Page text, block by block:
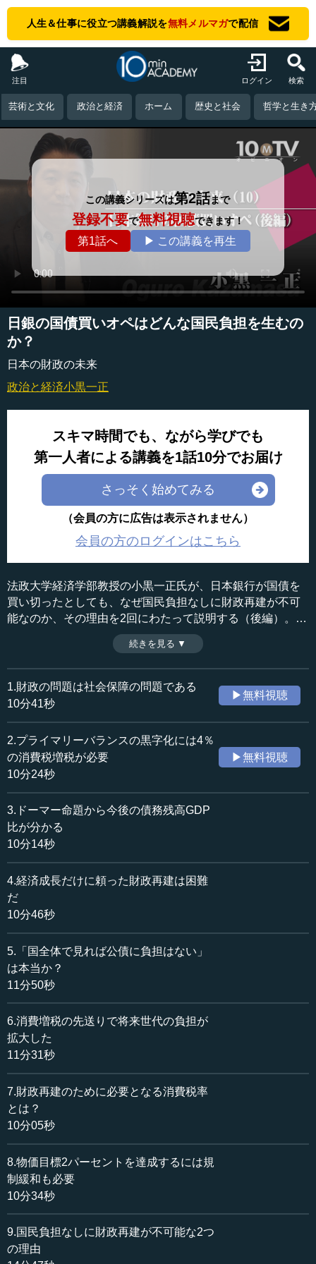
人生＆仕事に役立つ講義解説を無料メルマガで配信
注目 ログイン 検索
芸術と文化 政治と経済 ホーム 歴史と社会 哲学と生き
この講義シリーズは第2話まで
登録不要で無料視聴できます！
第1話へ ▶ この講義を再生
日銀の国債買いオペはどんな国民負担を生むの
か？
日本の財政の未来
政治と経済小黒一正
スキマ時間でも、ながら学びでも
第一人者による講義を1話10分でお届け
さっそく始めてみる
（会員の方に広告は表示されません）
会員の方のログインはこちら
法政大学経済学部教授の小黒一正氏が、日本銀行が国債を
買い切ったとしても、なぜ国民負担なしに財政再建が不可
能なのか、その理由を2回にわたって説明する（後編）。第
2の理由は、もし国債の金利が正常化する中で、準備預金の
金利を適切な水準まで引き上げなければ、それは私たちの
預金の金利をカットしていることと同じになるからであ
る。（全10話中第10話）
収録日：2017年9月4日
追加日：2017年10月10日
カテゴリー：
≪全文≫
●政府と日銀を一体として見れば、国債を買い増して
日本銀行が国債を買い切ったとしても、国民負担なしに
財政再建はできない第2の理由についても説明します。左上
の図表1と右上の図表2は、先ほどの第1の理由で説明したの
とまったく同じ図です。今度は、政府と日本銀行を一緒に
した場合に、国債の負担がどうなるのかを見てみましょ
う。図表1の政府部門と日本銀行のバランスシート（BS）
を一緒にしたものが、左下にある図表4（1）という図にな
ります。また、図表2の政府部門と日銀を一緒にしたもの
が、右下の図表4（2）です。
異なってくる部分をカラーにして示しました。まず、図
行されており、日本銀行がそのうちの400兆円分を持ってい
ます。したがって、政府と日本銀行を一緒のバランスシー
トで書けば、国債は400兆円になります。そして、この国債
を民間銀行が資産として持っている状態です。
日本銀行の負債は、国債400兆円に加えて、現金が100兆
円、さらに民間銀行がいつでも引き出せるようにしている
準備（当座預金）が250兆円あります。それゆえ、政府部門
と日本銀行を一緒にしたバランスシートの負債の総額は750
兆円です。また、政府部門と日銀の負債欄にある黄色、す
なわち国債400兆円に対応するのは、民間銀行の資産欄に書
かれた国債400兆円、そして、緑色の部分に対応するのは、
次に図表4（2）を見てください。この場合も、政府と日
本銀行を一緒にしてもバランスシートの総額は変わりませ
続きを見る ▼
1.財政の問題は社会保障の問題である
10分41秒
▶無料視聴
2.プライマリーバランスの黒字化には4％
の消費税増税が必要
10分24秒
▶無料視聴
3.ドーマー命題から今後の債務残高GDP
比が分かる
10分14秒
4.経済成長だけに頼った財政再建は困難
だ
10分46秒
5.「国全体で見れば公債に負担はない」
は本当か？
11分50秒
6.消費増税の先送りで将来世代の負担が
拡大した
11分31秒
7.財政再建のために必要となる消費税率
とは？
10分05秒
8.物価目標2パーセントを達成するには規
制緩和も必要
10分34秒
9.国民負担なしに財政再建が不可能な2つ
の理由